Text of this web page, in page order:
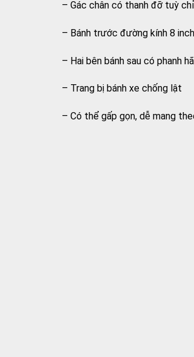
– Gác chân có thanh đỡ tuỳ
– Bánh trước đường kính 8
– Hai bên bánh sau có phanh
– Trang bị bánh xe chống lật
– Có thể gấp gọn, dễ mang